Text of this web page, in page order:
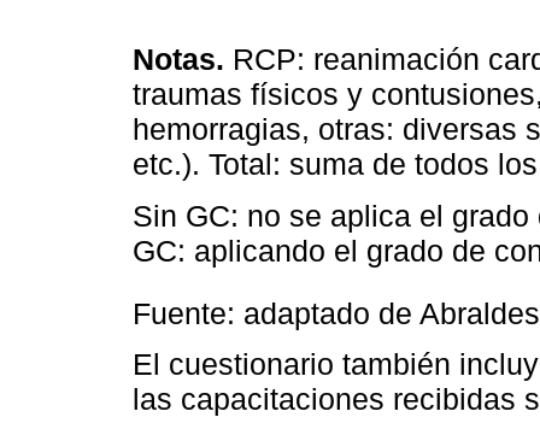
Notas. RCP: reanimación
traumas físicos y
hemorragias, otras: diversas
etc.). Total: suma de todos
Sin GC: no se aplica el
GC: aplicando el grado de
Fuente: adaptado de
El cuestionario también
las capacitaciones recibidas